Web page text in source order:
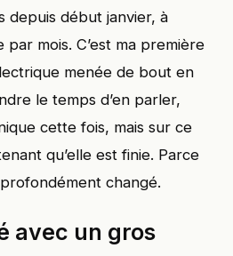
depuis début janvier, à
par mois. C’est ma première
menée de bout en
le temps d’en parler,
cette fois, mais sur ce
qu’elle est finie. Parce
changé.
avec un gros